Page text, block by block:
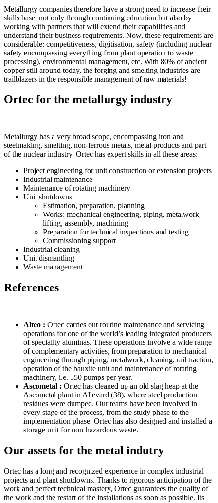
Metallurgy companies therefore have a strong need to increase their
skills base, not only through continuing education but also by
working with partners that will extend their capabilities and
understand their business requirements. Now, these requirements are
considerable: competitiveness, digitisation, safety (including nuclear
safety encompassing everything from plant operation to waste
processing), environmental management, etc. With 80% of ancient
copper still around today, the forging and smelting industries are
trailblazers in the responsible management of raw materials!
Ortec for the metallurgy industry
Metallurgy has a very broad scope, encompassing iron and
steelmaking, smelting, non-ferrous metals, metal products and part
of the nuclear industry. Ortec has expert skills in all these areas:
Project engineering for unit construction or extension projects
Industrial maintenance
Maintenance of rotating machinery
Unit shutdowns:
Estimation, preparation, planning
Works: mechanical engineering, piping, metalwork,
lifting, assembly, machining
Preparation for technical inspections and testing
Commissioning support
Industrial cleaning
Unit dismantling
Waste management
References
Alteo : Ortec carries out routine maintenance and servicing
operations for one of the world’s leading integrated producers
of speciality aluminas. These operations involve a wide range
of complementary activities, from preparation to mechanical
engineering through piping, metalwork, cleaning, rail traction,
operation of the bauxite unit and maintenance of rotating
machinery, i.e. 350 pumps per year.
Ascometal : Ortec has cleaned up an old slag heap at the
Ascometal plant in Allevard (38), where steel production
residues were dumped. Our teams have been involved in
every stage of the process, from the study phase to the
implementation phase. Ortec has also designed and installed a
storage unit for non-hazardous waste.
Our assets for the metal indutry
Ortec has a long and recognized experience in complex industrial
projects and plant shutdowns. Thanks to rigorous anticipation of the
work and perfect technical mastery, Ortec guarantees the quality of
the work and the restart of the installations as soon as possible. Its